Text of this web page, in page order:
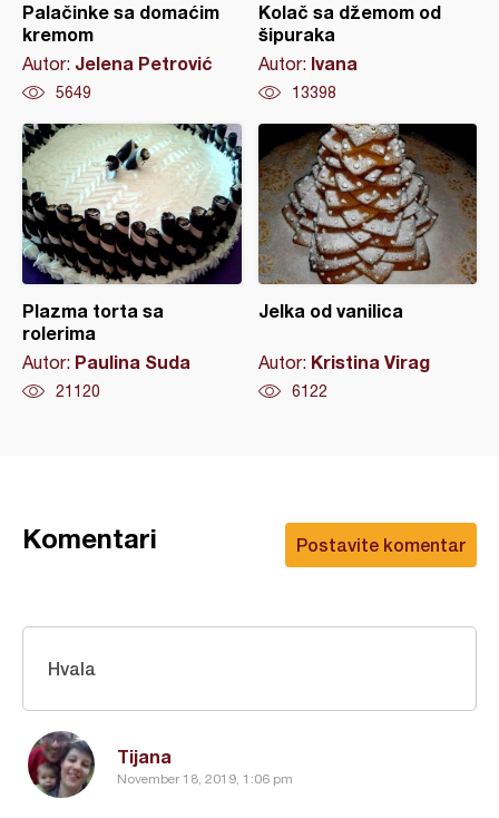
Palačinke sa domaćim
kremom
Autor: Jelena Petrović
5649
Kolač sa džemom od
šipuraka
Autor: Ivana
13398
Plazma torta sa
rolerima
Autor: Paulina Suda
21120
Jelka od vanilica
Autor: Kristina Virag
6122
Postavite komentar
Komentari
Tijana
November 18, 2019, 1:06 pm
Hvala